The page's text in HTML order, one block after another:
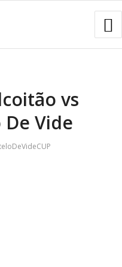
vs
De Vide